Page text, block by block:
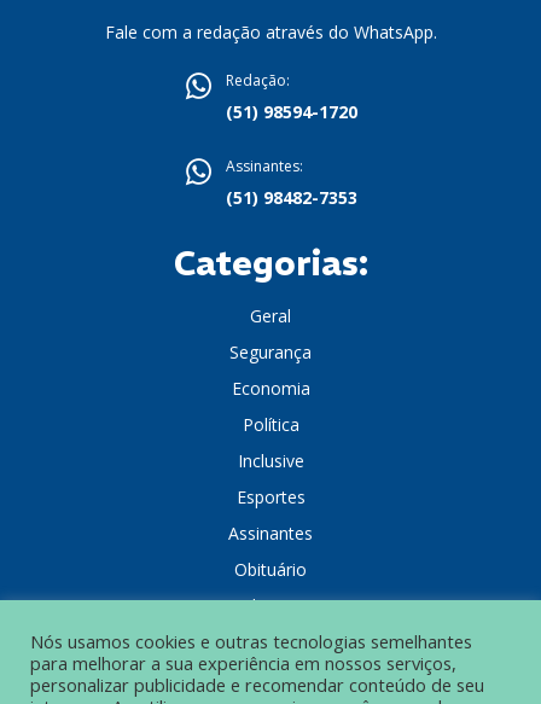
Fale com a redação através do WhatsApp.
Redação:
(51) 98594-1720
Assinantes:
(51) 98482-7353
Categorias:
Geral
Segurança
Economia
Política
Inclusive
Esportes
Assinantes
Obituário
Colunistas
Nós usamos cookies e outras tecnologias semelhantes
para melhorar a sua experiência em nossos serviços,
personalizar publicidade e recomendar conteúdo de seu